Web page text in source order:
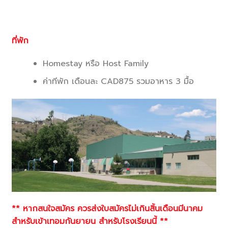
ที่พัก
Homestay หรือ Host Family
ค่าทีพัก เดือนละ CAD875 รวมอาหาร 3 มื้อ
** หากสนใจสมัคร ควรส่งใบสมัครไม่เกินสิ้นเดือนมีนาคม
สำหรับเข้าเทอมกันยายน สำหรับโรงเรียนนี้**